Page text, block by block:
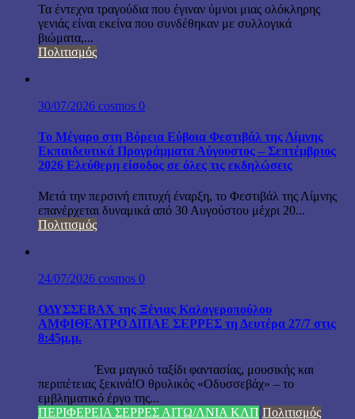
Τα έντεχνα τραγούδια που έγιναν ύμνοι μιας ολόκληρης
γενιάς είναι εκείνα που συνδέθηκαν με συλλογικά
βιώματα,...
Πολιτισμός
30/07/2026 cosmos 0
Το Μέγαρο στη Βόρεια Εύβοια Φεστιβάλ της Λίμνης
Εκπαιδευτικά Προγράμματα Αύγουστος – Σεπτέμβριος
2026 Ελεύθερη είσοδος σε όλες τις εκδηλώσεις
Μετά την περσινή επιτυχή έναρξη, το Φεστιβάλ της Λίμνης
επανέρχεται δυναμικά από 30 Αυγούστου μέχρι 20...
Πολιτισμός
24/07/2026 cosmos 0
ΟΔΥΣΣΕΒΑΧ της Ξένιας Καλογεροπούλου
ΑΜΦΙΘΕΑΤΡΟ ΔΙΠΑΕ ΣΕΡΡΕΣ τη Δευτέρα 27/7 στις
8:45μ.μ.
Ένα μαγικό ταξίδι φαντασίας, μουσικής και
περιπέτειας ξεκινά!Ο θρυλικός «Οδυσσεβάχ» – το
εμβληματικό έργο της...
ΠΕΡΙΦΕΡΕΙΑ ΣΕΡΡΕΣ ΑΙΤΩ/ΛΝΙΑ ΚΛΠ Πολιτισμός